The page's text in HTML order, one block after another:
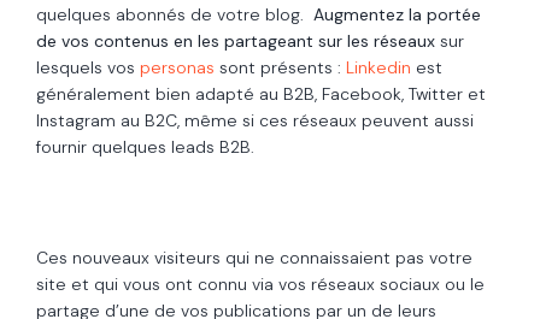
quelques abonnés de votre blog. Augmentez la portée
de vos contenus en les partageant sur les réseaux sur
lesquels vos personas sont présents : Linkedin est
généralement bien adapté au B2B, Facebook, Twitter et
Instagram au B2C, même si ces réseaux peuvent aussi
fournir quelques leads B2B.
Ces nouveaux visiteurs qui ne connaissaient pas votre
site et qui vous ont connu via vos réseaux sociaux ou le
partage d’une de vos publications par un de leurs